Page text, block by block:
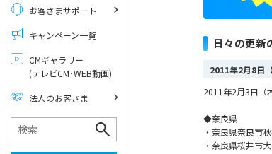
日々の更新
2011年2月8日
2011年2月3日（
◆奈良県
・奈良県奈良市
・奈良県桜井市
お客さまサポート
キャンペーン一覧
CMギャラリー
(テレビCM･WEB動画)
法人のお客さま